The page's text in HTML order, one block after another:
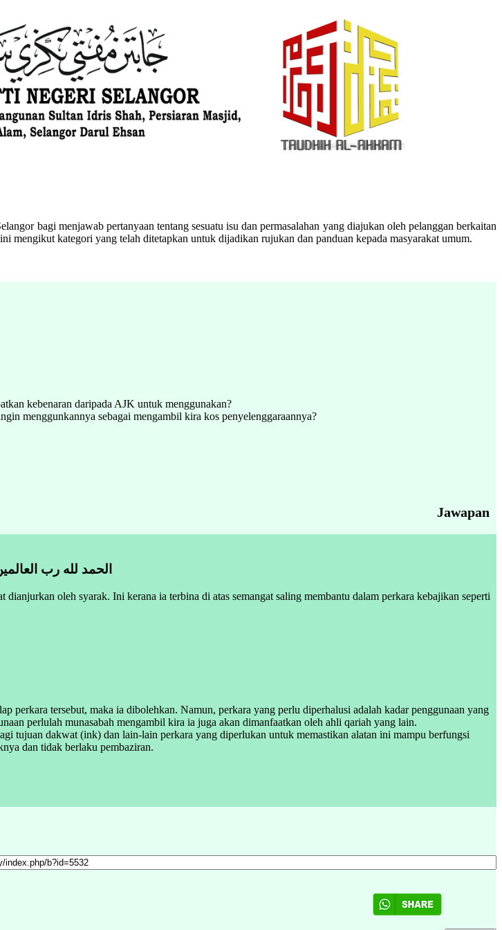
bagi menjawab pertanyaan tentang sesuatu isu dan permasalahan yang diajukan oleh pelanggan berkaitan
mengikut kategori yang telah ditetapkan untuk dijadikan rujukan dan panduan kepada masyarakat umum.
kebenaran daripada AJK untuk menggunakan?
menggunkannya sebagai mengambil kira kos penyelenggaraannya?
Jawapan
الحمد لله رب
dianjurkan oleh syarak. Ini kerana ia terbina di atas semangat saling membantu dalam perkara kebajikan seperti
perkara tersebut, maka ia dibolehkan. Namun, perkara yang perlu diperhalusi adalah kadar penggunaan yang
perlulah munasabah mengambil kira ia juga akan dimanfaatkan oleh ahli qariah yang lain.
tujuan dakwat (ink) dan lain-lain perkara yang diperlukan untuk memastikan alatan ini mampu berfungsi
dan tidak berlaku pembaziran.